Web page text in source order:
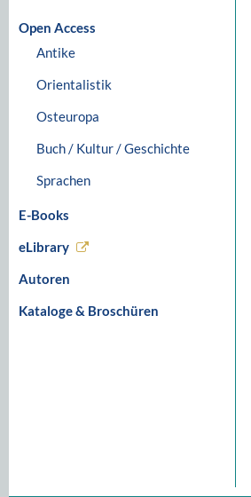
Open Access
Antike
Orientalistik
Osteuropa
Buch / Kultur / Geschichte
Sprachen
E-Books
eLibrary
Autoren
Kataloge & Broschüren